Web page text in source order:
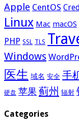
Apple CentOS
Linux Mac macOS
PHP SSL TLS
Windows
医生 域名 安全 手
硬盘 苹果 蓟州 辐射
Categories